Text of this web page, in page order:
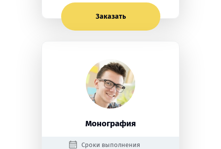
Заказать
Монография
Сроки выполнения